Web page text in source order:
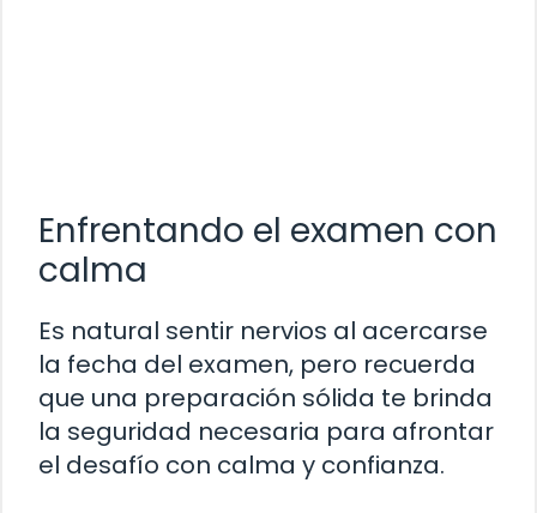
Enfrentando el examen con
calma
Es natural sentir nervios al acercarse
la fecha del examen, pero recuerda
que una preparación sólida te brinda
la seguridad necesaria para afrontar
el desafío con calma y confianza.